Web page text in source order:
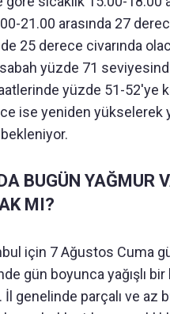
21.00 arasında 27
25 derece civarında
sabah yüzde 71
yüzde 51-52'ye
ise yeniden yükselerek
BUGÜN YAĞMUR
MI?
için 7 Ağustos Cuma
gün boyunca yağışlı bir
genelinde parçalı ve az